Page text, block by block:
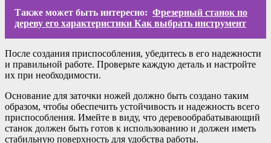
Также может быть интересно: Фрезерный станок по
дереву его характеристики Как выбрать инструмент
После создания приспособления, убедитесь в его надежности
и правильной работе. Проверьте каждую деталь и настройте
их при необходимости.
Основание для заточки ножей должно быть создано таким
образом, чтобы обеспечить устойчивость и надежность всего
приспособления. Имейте в виду, что деревообрабатывающий
станок должен быть готов к использованию и должен иметь
стабильную поверхность для удобства работы.